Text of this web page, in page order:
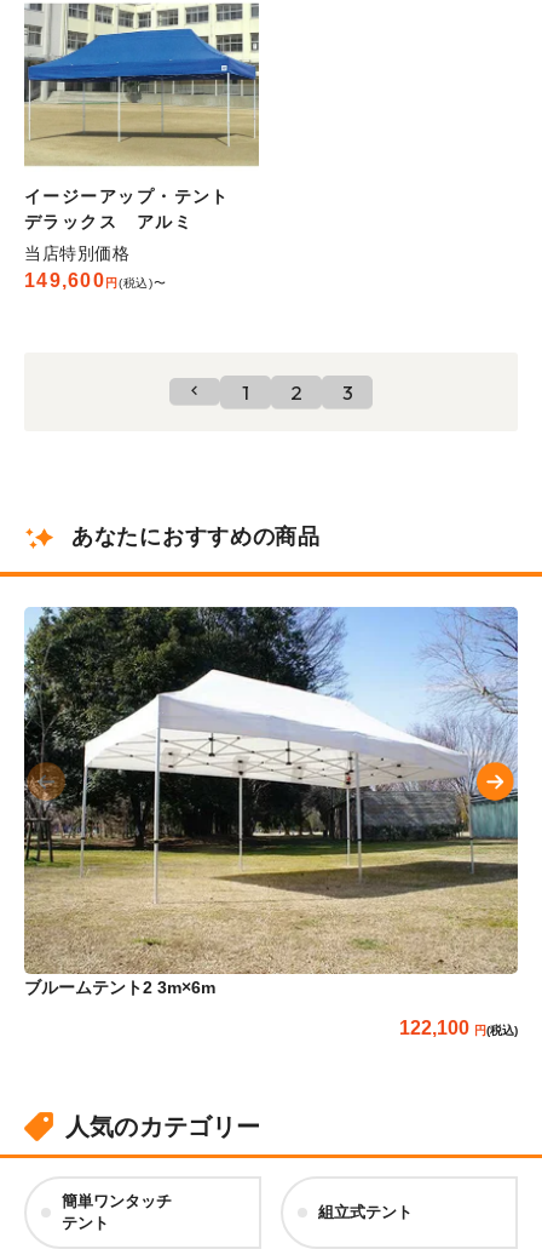
イージーアップ・テント
デラックス アルミ
当店特別価格
149,600 税込 〜
1 2 3
あなたにおすすめの商品
ブルームテント2 3m×6m
122,100 (税込)
人気のカテゴリー
簡単ワンタッチ
テント
組立式テント